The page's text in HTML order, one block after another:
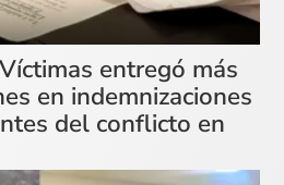
entregó más
en indemnizaciones
del conflicto en